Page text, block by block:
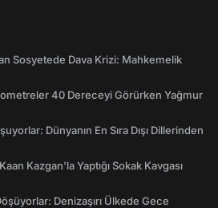
Sosyetede Dava Krizi: Mahkemelik
40 Dereceyi Görürken Yağmur
Dünyanın En Sıra Dışı Dillerinden
Kazgan'la Yaptığı Sokak Kavgası
Denizaşırı Ülkede Gece